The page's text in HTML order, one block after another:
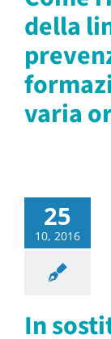
della
varia
25
10, 2016
In